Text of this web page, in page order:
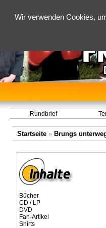
Wir verwenden Cookies,
Rundbrief
Startseite» Brungs
Bücher
CD / LP
DVD
Fan-Artikel
Shirts